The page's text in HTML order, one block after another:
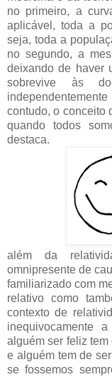
no primeiro, a
aplicável, toda a
seja, toda a
no segundo, a
deixando de haver
sobrevive às
contudo, o conceito
quando todos
destaca.
além da
omnipresente de
familiarizado com
relativo como
contexto de
inequivocamente
alguém ser feliz
e alguém tem de
se fossemos